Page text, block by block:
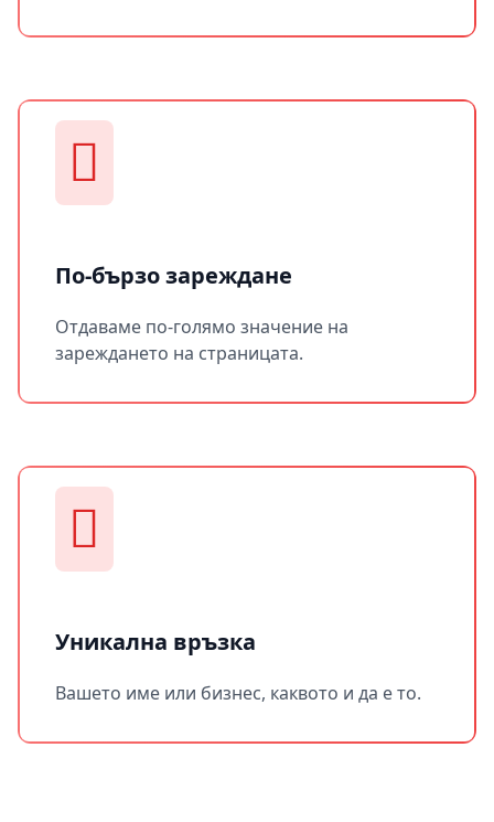
По-бързо зареждане
Отдаваме по-голямо значение на
зареждането на страницата.
Уникална връзка
Вашето име или бизнес, каквото и да е то.